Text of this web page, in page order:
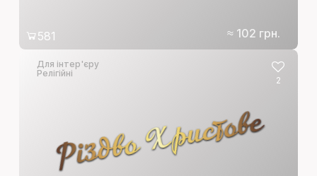
≈ 102 грн.
581
Різдво Христове
Для інтер'єру
Релігійні
2